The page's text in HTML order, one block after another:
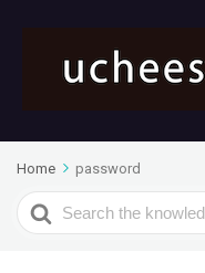
Home password
Search
For